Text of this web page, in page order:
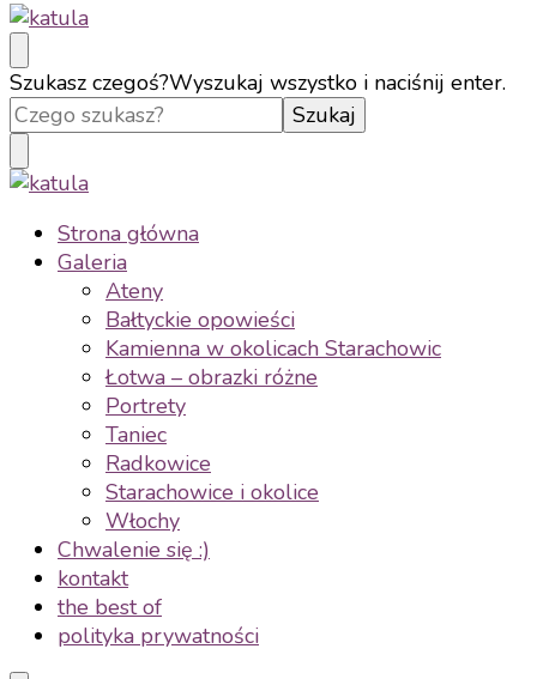
katula
twórz wspomnienia, nie zdjęcia
Szukasz czegoś?Wyszukaj wszystko i naciśnij enter.
katula
twórz wspomnienia, nie zdjęcia
Strona główna
Galeria
Ateny
Bałtyckie opowieści
Kamienna w okolicach Starachowic
Łotwa – obrazki różne
Portrety
Taniec
Radkowice
Starachowice i okolice
Włochy
Chwalenie się :)
kontakt
the best of
polityka prywatności